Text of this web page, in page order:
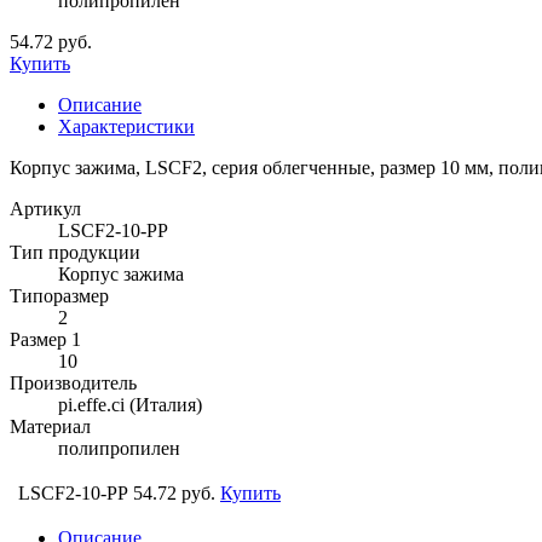
54.72 руб.
Купить
Описание
Характеристики
Корпус зажима, LSCF2, серия облегченные, размер 10 мм,
Артикул
LSCF2-10-PP
Тип продукции
Корпус зажима
Типоразмер
2
Размер 1
10
Производитель
pi.effe.ci (Италия)
Материал
полипропилен
LSCF2-10-PP 54.72 руб. Купить
Описание